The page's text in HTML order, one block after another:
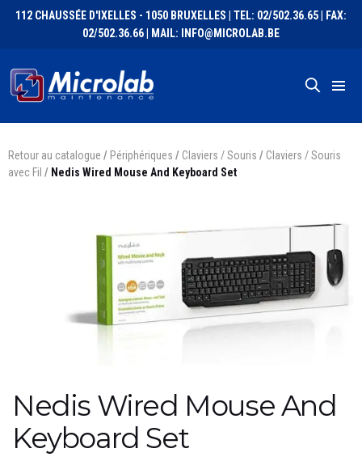
112 CHAUSSÉE D'IXELLES - 1050 BRUXELLES | TEL: 02/502.36.65 | FAX:
02/502.36.66 | MAIL: INFO@MICROLAB.BE
Retour au catalogue / Périphériques / Claviers / Souris / Claviers / Souris
avec Fil / Nedis Wired Mouse And Keyboard Set
Nedis Wired Mouse And
Keyboard Set